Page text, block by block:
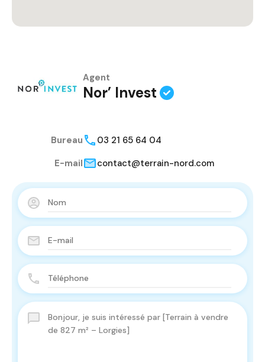
Agent
Nor’ Invest
Bureau
03 21 65 64 04
E-mail
contact@terrain-nord.com